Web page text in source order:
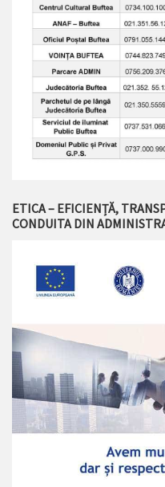
ETICA – EFICIENȚĂ,
CONDUITA DIN